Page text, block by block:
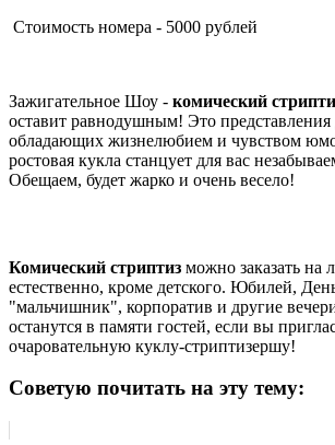
Стоимость номера - 5000 рублей
Зажигательное Шоу - комический
оставит равнодушным! Это представления
обладающих жизнелюбием и чувством
ростовая кукла станцует для вас
Обещаем, будет жарко и очень весело!
Комический стриптиз можно заказать на
естественно, кроме детского. Юбилей,
"мальчишник", корпоратив и другие
останутся в памяти гостей, если вы
очаровательную куклу-стриптизершу!
Советую почитать на эту тему: